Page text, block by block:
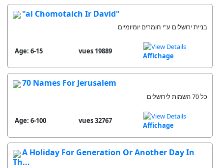
"al Chomotaich Ir David"
בניית ירושלים ע"י חומרים יומיומיים
Age: 6-15 19889 vues
Affichage
70 Names For Jerusalem
כל 70 השמות לירושלים
Age: 6-100 32767 vues
Affichage
A Holiday For Generation Or Another Day In
Th...